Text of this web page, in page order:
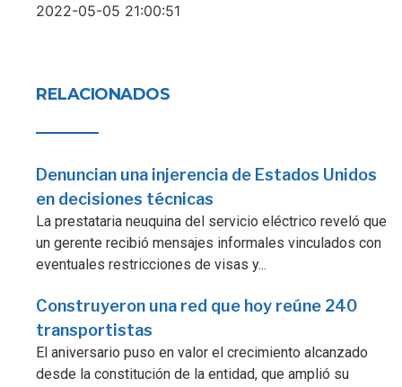
2022-05-05 21:00:51
RELACIONADOS
Denuncian una injerencia de Estados Unidos
en decisiones técnicas
La prestataria neuquina del servicio eléctrico reveló que
un gerente recibió mensajes informales vinculados con
eventuales restricciones de visas y...
Construyeron una red que hoy reúne 240
transportistas
El aniversario puso en valor el crecimiento alcanzado
desde la constitución de la entidad, que amplió su